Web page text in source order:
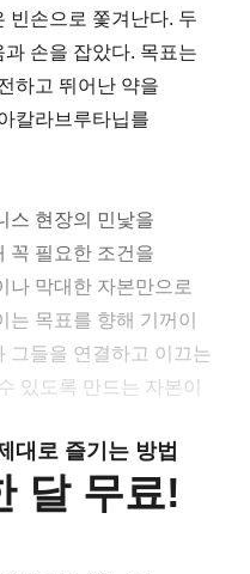
빈손으로 쫓겨난다. 두
손을 잡았다. 목표는
하고 뛰어난 약을
칼라브루타닙를
스 현장의 민낯을
꼭 필요한 조건을
나 막대한 자본만으로
목표를 향해 기꺼이
그들을 연결하고 이끄는
있도록 만드는 자본이
대로 즐기는 방법
달 무료!